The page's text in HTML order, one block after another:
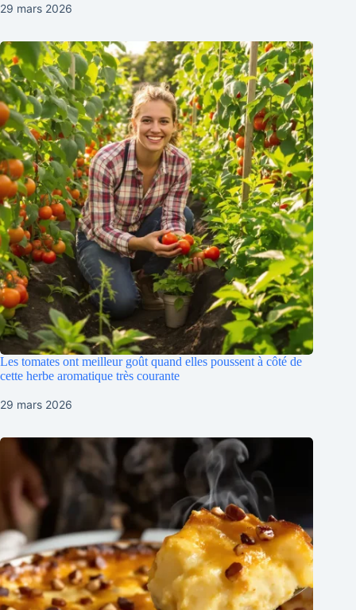
29 mars 2026
Les tomates ont meilleur goût quand elles poussent à côté de
cette herbe aromatique très courante
29 mars 2026